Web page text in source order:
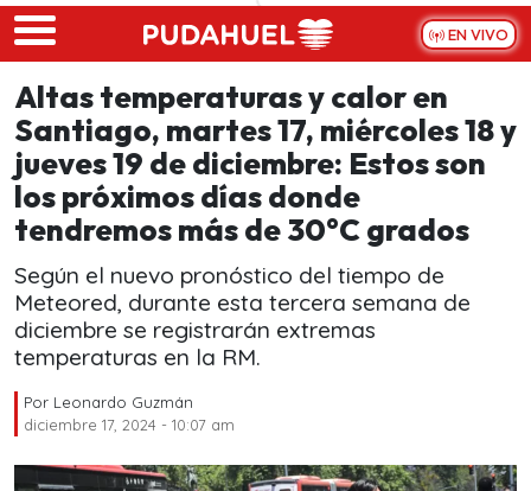
Skip to main content
EN VIVO
Altas temperaturas y calor en
Santiago, martes 17, miércoles 18 y
jueves 19 de diciembre: Estos son
los próximos días donde
tendremos más de 30°C grados
Según el nuevo pronóstico del tiempo de
Meteored, durante esta tercera semana de
diciembre se registrarán extremas
temperaturas en la RM.
Por Leonardo Guzmán
diciembre 17, 2024 - 10:07 am